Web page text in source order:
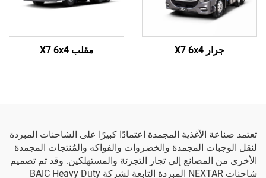
جرار X7 6x4 مقلب X7 6x4
تعتمد صناعة الأغذية المجمدة اعتمادًا كبيرًا على الشاحنات المبردة
لنقل الوجبات المجمدة والخضروات والفواكه والمُنتجات المجمدة
الأخرى من المصانع إلى تجار التجزئة والمستهلكين. وقد تم تصميم
شاحنات NEXTAR المبردة التابعة لشركة BAIC Heavy Duty